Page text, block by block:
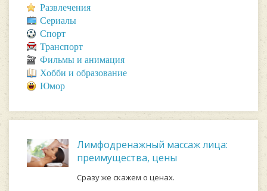
Развлечения
Сериалы
Спорт
Транспорт
Фильмы и анимация
Хобби и образование
Юмор
Лимфодренажный массаж лица:
преимущества, цены
Сразу же скажем о ценах.